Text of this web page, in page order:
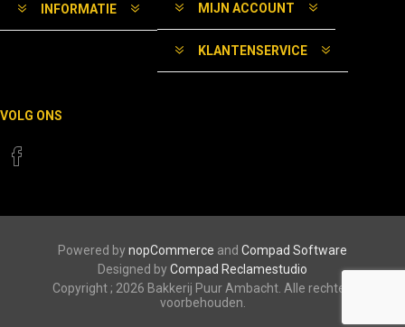
INFORMATIE MIJN ACCOUNT
KLANTENSERVICE
VOLG ONS
Powered bynopCommerce and Compad Software
Designed byCompad Reclamestudio
Copyright ; 2026 Bakkerij Puur Ambacht. Alle rechten
voorbehouden.